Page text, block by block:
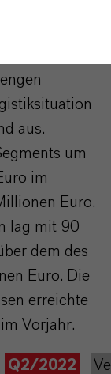
aus.
um
im
Euro.
lag mit 90
dem des
Euro. Die
erreichte
Vorjahr.
Q2/2022